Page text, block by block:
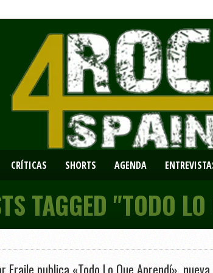
CRÍTICAS SHORTS AGENDA
TAGGED "TODO
Fraile publica «Todo Lo Que Aprendí», nueva